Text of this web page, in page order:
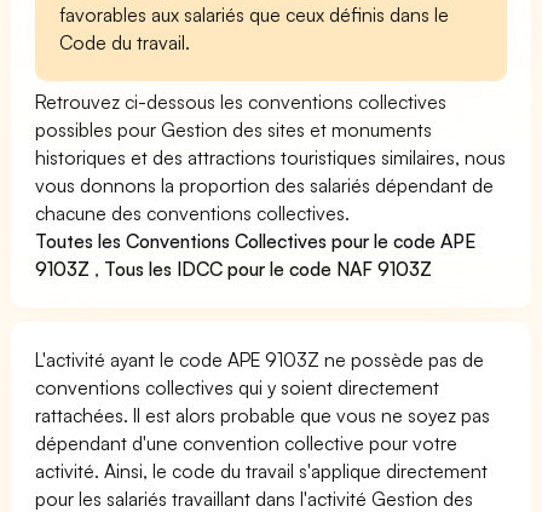
favorables aux salariés que ceux définis dans le
Code du travail.
Retrouvez ci-dessous les conventions collectives
possibles pour Gestion des sites et monuments
historiques et des attractions touristiques similaires, nous
vous donnons la proportion des salariés dépendant de
chacune des conventions collectives.
Toutes les Conventions Collectives pour le code APE
9103Z , Tous les IDCC pour le code NAF 9103Z
L'activité ayant le code APE 9103Z ne possède pas de
conventions collectives qui y soient directement
rattachées. Il est alors probable que vous ne soyez pas
dépendant d'une convention collective pour votre
activité. Ainsi, le code du travail s'applique directement
pour les salariés travaillant dans l'activité Gestion des